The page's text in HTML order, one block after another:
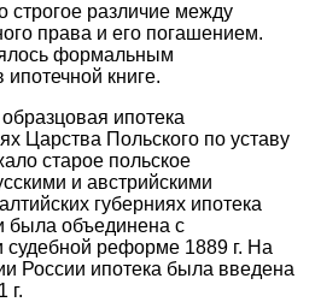
строгое различие между
права и его погашением.
формальным
книге.
ипотека
Царства Польского по уставу
старое польское
и австрийскими
губерниях ипотека
была объединена с
судебной реформе 1889 г. На
России ипотека была введена
г.